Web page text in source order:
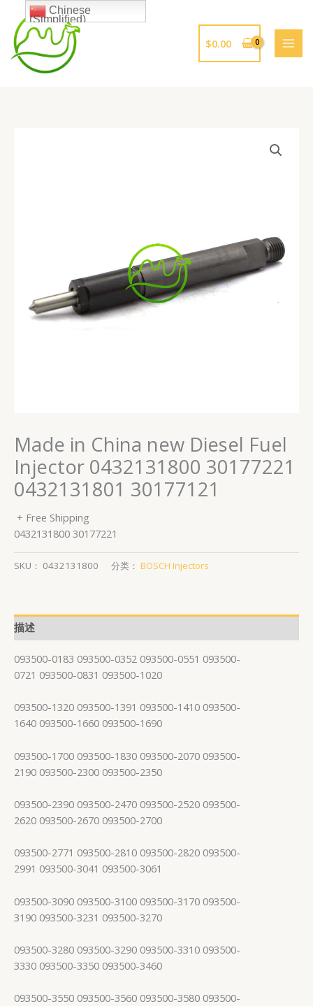
$0.00
Made in China new Diesel Fuel
Injector 0432131800 30177221
0432131801 30177121
+ Free Shipping
0432131800 30177221
SKU： 0432131800 分类： BOSCH Injectors
描述
093500-0183 093500-0352 093500-0551 093500-
0721 093500-0831 093500-1020
093500-1320 093500-1391 093500-1410 093500-
1640 093500-1660 093500-1690
093500-1700 093500-1830 093500-2070 093500-
2190 093500-2300 093500-2350
093500-2390 093500-2470 093500-2520 093500-
2620 093500-2670 093500-2700
093500-2771 093500-2810 093500-2820 093500-
2991 093500-3041 093500-3061
093500-3090 093500-3100 093500-3170 093500-
3190 093500-3231 093500-3270
093500-3280 093500-3290 093500-3310 093500-
3330 093500-3350 093500-3460
093500-3550 093500-3560 093500-3580 093500-
Chinese
(Simplified)